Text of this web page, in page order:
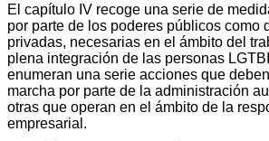
El capítulo IV recoge una serie de
por parte de los poderes públicos como
privadas, necesarias en el ámbito del
plena integración de las personas
enumeran una serie acciones que
marcha por parte de la administración
otras que operan en el ámbito de la
empresarial.